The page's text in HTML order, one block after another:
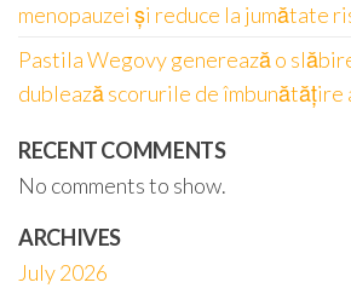
menopauzei și reduce la jumătate
Pastila Wegovy generează o
dublează scorurile de
RECENT COMMENTS
No comments to show.
ARCHIVES
July 2026